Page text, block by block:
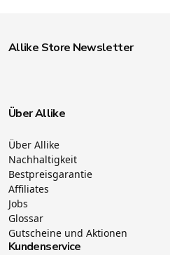
Allike Store Newsletter
Über Allike
Über Allike
Nachhaltigkeit
Bestpreisgarantie
Affiliates
Jobs
Glossar
Gutscheine und Aktionen
Kundenservice